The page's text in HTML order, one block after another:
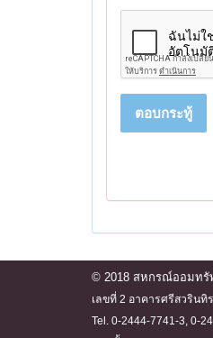
ตอบกระทู้
© 2018 สหกรณ์ออมท
เลขที่ 2 อาคารศรีสวรินทิ
Tel. 0-2444-7741-3, 0-